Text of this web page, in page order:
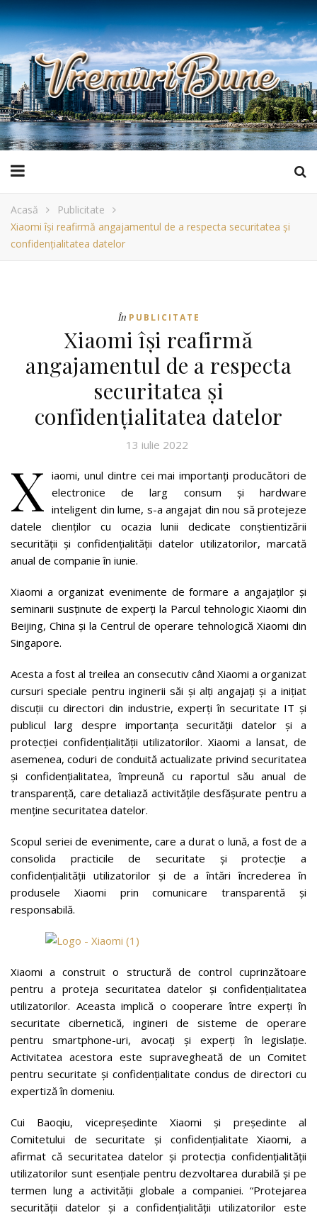
Acasă
Publicitate
Xiaomi își reafirmă angajamentul de a respecta securitatea și
confidențialitatea datelor
În PUBLICITATE
Xiaomi își reafirmă
angajamentul de a respecta
securitatea și
confidențialitatea datelor
13 iulie 2022
X iaomi, unul dintre cei mai importanți producători de
electronice de larg consum și hardware
inteligent din lume, s-a angajat din nou să protejeze
datele clienților cu ocazia lunii dedicate conștientizării
securității și confidențialității datelor utilizatorilor, marcată
anual de companie în iunie.
Xiaomi a organizat evenimente de formare a angajaților și
seminarii susținute de experți la Parcul tehnologic Xiaomi din
Beijing, China și la Centrul de operare tehnologică Xiaomi din
Singapore.
Acesta a fost al treilea an consecutiv când Xiaomi a organizat
cursuri speciale pentru inginerii săi și alți angajați și a inițiat
discuții cu directori din industrie, experți în securitate IT și
publicul larg despre importanța securității datelor și a
protecției confidențialității utilizatorilor. Xiaomi a lansat, de
asemenea, coduri de conduită actualizate privind securitatea
și confidențialitatea, împreună cu raportul său anual de
transparență, care detaliază activitățile desfășurate pentru a
menține securitatea datelor.
Scopul seriei de evenimente, care a durat o lună, a fost de a
consolida practicile de securitate și protecție a
confidențialității utilizatorilor și de a întări încrederea în
produsele Xiaomi prin comunicare transparentă și
responsabilă.
Xiaomi a construit o structură de control cuprinzătoare
pentru a proteja securitatea datelor și confidențialitatea
utilizatorilor. Aceasta implică o cooperare între experți în
securitate cibernetică, ingineri de sisteme de operare
pentru smartphone-uri, avocați și experți în legislație.
Activitatea acestora este supravegheată de un Comitet
pentru securitate și confidențialitate condus de directori cu
expertiză în domeniu.
Cui Baoqiu, vicepreședinte Xiaomi și președinte al
Comitetului de securitate și confidențialitate Xiaomi, a
afirmat că securitatea datelor și protecția confidențialității
utilizatorilor sunt esențiale pentru dezvoltarea durabilă și pe
termen lung a activității globale a companiei. “Protejarea
securității datelor și a confidențialității utilizatorilor este